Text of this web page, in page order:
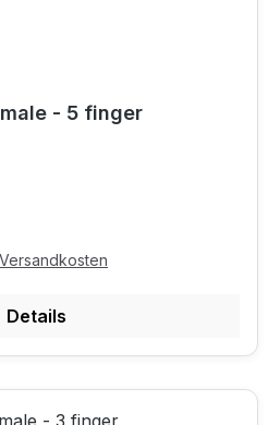
- 5 finger
Details